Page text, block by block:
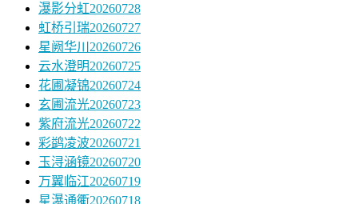
瀑影分虹20260728
虹桥引瑞20260727
星阙华川20260726
云水澄明20260725
花圃凝锦20260724
玄圃流光20260723
紫府流光20260722
彩鹢凌波20260721
玉浔涵镜20260720
万翼临江20260719
星瀑通衢20260718